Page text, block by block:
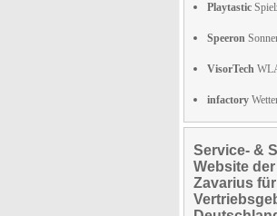
Playtastic
Speeron
VisorTech
infactory
Service- &
Website
Zavarius